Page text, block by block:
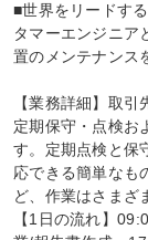
■世界をリードす
タマーエンジニア
置のメンテナンス
【業務詳細】取
定期保守・点検お
す。定期点検と保
応できる簡単なも
ど、作業はさまざ
【1日の流れ】